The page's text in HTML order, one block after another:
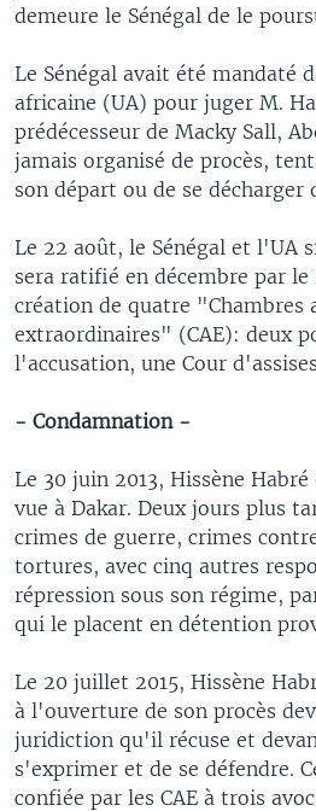
demeure le Sénégal de le
Le Sénégal avait été mandaté
africaine (UA) pour juger M.
prédécesseur de Macky Sall,
jamais organisé de procès,
son départ ou de se décharger
Le 22 août, le Sénégal et l'UA
sera ratifié en décembre par
création de quatre "Chambres
extraordinaires" (CAE): deux
l'accusation, une Cour
- Condamnation -
Le 30 juin 2013, Hissène
vue à Dakar. Deux jours plus
crimes de guerre, crimes
tortures, avec cinq autres
répression sous son régime,
qui le placent en détention
Le 20 juillet 2015, Hissène
à l'ouverture de son procès
juridiction qu'il récuse et
s'exprimer et de se défendre.
confiée par les CAE à trois